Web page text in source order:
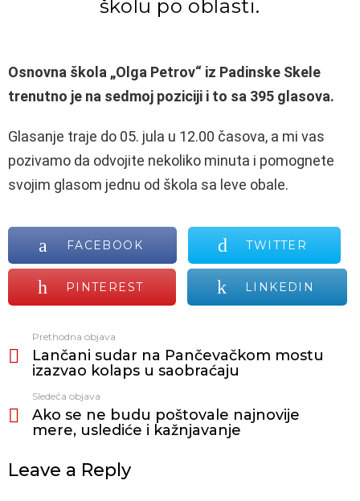
školu po oblasti.
Osnovna škola „Olga Petrov“ iz Padinske Skele
trenutno je na sedmoj poziciji i to sa 395 glasova.
Glasanje traje do 05. jula u 12.00 časova, a mi vas
pozivamo da odvojite nekoliko minuta i pomognete
svojim glasom jednu od škola sa leve obale.
FACEBOOK TWITTER
PINTEREST LINKEDIN
još
Prethodna objava
Lančani sudar na Pančevačkom mostu
izazvao kolaps u saobraćaju
Sledeća objava
Ako se ne budu poštovale najnovije
mere, uslediće i kažnjavanje
Leave a Reply